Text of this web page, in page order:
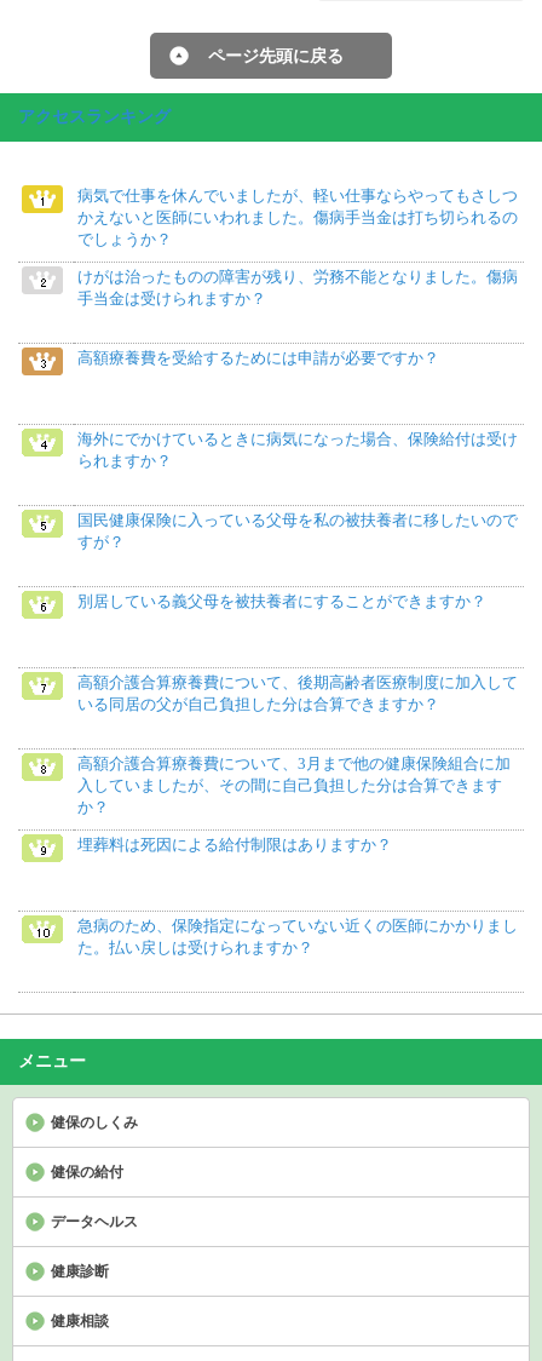
ページ先頭に戻る
アクセスランキング
病気で仕事を休んでいましたが、軽い仕事ならやってもさしつ
かえないと医師にいわれました。傷病手当金は打ち切られるの
でしょうか？
けがは治ったものの障害が残り、労務不能となりました。傷病
手当金は受けられますか？
高額療養費を受給するためには申請が必要ですか？
海外にでかけているときに病気になった場合、保険給付は受け
られますか？
国民健康保険に入っている父母を私の被扶養者に移したいので
すが？
別居している義父母を被扶養者にすることができますか？
高額介護合算療養費について、後期高齢者医療制度に加入して
いる同居の父が自己負担した分は合算できますか？
高額介護合算療養費について、3月まで他の健康保険組合に加
入していましたが、その間に自己負担した分は合算できます
か？
埋葬料は死因による給付制限はありますか？
急病のため、保険指定になっていない近くの医師にかかりまし
た。払い戻しは受けられますか？
メニュー
健保のしくみ
健保の給付
データヘルス
健康診断
健康相談